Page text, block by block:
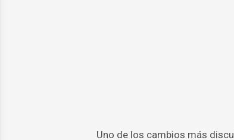
Uno de los cambios más